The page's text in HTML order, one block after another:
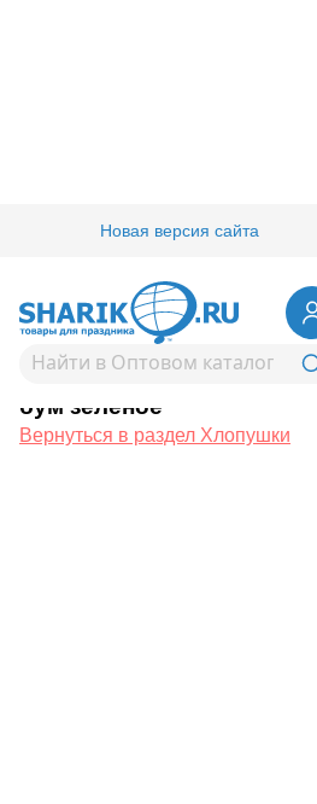
Новая версия сайта
Товары для праздника/
Бумфети 30см конф бум зеленое
1501-6943Хлопушка
бум зеленое
Вернуться в раздел Хлопушки